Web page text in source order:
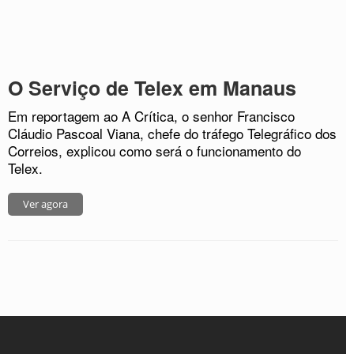
O Serviço de Telex em Manaus
Em reportagem ao A Crítica, o senhor Francisco
Cláudio Pascoal Viana, chefe do tráfego Telegráfico dos
Correios, explicou como será o funcionamento do
Telex.
Ver agora